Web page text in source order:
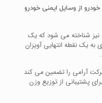
از وسایل ایمنی خودرو
نیز شناخته می شود که یک
یک نقطه انتهایی آویزان
آرامی را تضمین می کند
پشتیبانی از توزیع وزن